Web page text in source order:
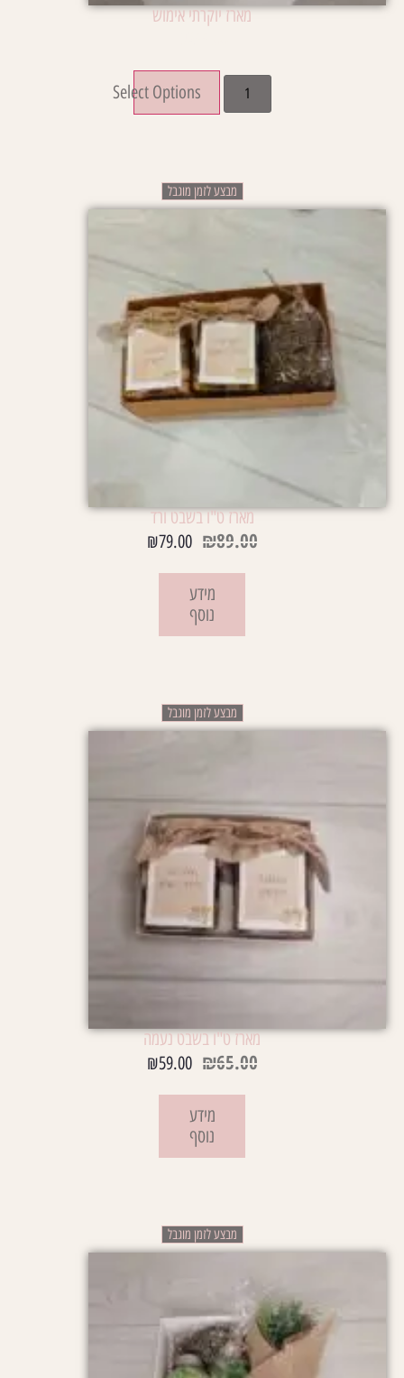
מארז יוקרתי אימוש
Select Options
מבצע לזמן מוגבל
מארז ט"ו בשבט ורד
₪89.00
₪79.00
מידע
נוסף
מבצע לזמן מוגבל
מארז ט"ו בשבט נעמה
₪65.00
₪59.00
מידע
נוסף
מבצע לזמן מוגבל